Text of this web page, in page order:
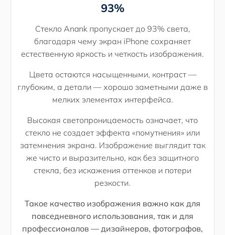
93%
Стекло Anank пропускает до 93% света,
благодаря чему экран iPhone сохраняет
естественную яркость и четкость изображения.
Цвета остаются насыщенными, контраст —
глубоким, а детали — хорошо заметными даже в
мелких элементах интерфейса.
Высокая светопроницаемость означает, что
стекло не создает эффекта «помутнения» или
затемнения экрана. Изображение выглядит так
же чисто и выразительно, как без защитного
стекла, без искажения оттенков и потери
резкости.
Такое качество изображения важно как для
повседневного использования, так и для
профессионалов — дизайнеров, фотографов,